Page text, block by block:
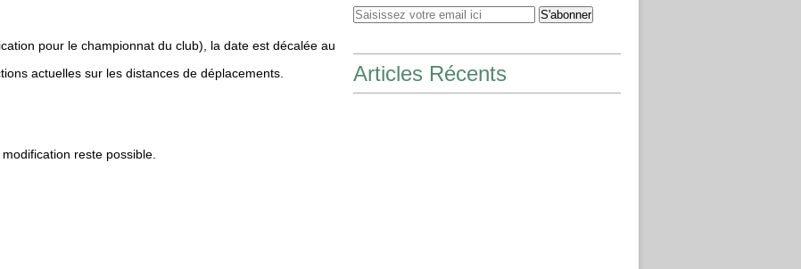
pour le championnat du club), la date est décalée au
actuelles sur les distances de déplacements.
reste possible.
Articles Récents